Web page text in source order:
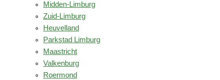
Midden-Limburg
Zuid-Limburg
Heuvelland
Parkstad Limburg
Maastricht
Valkenburg
Roermond